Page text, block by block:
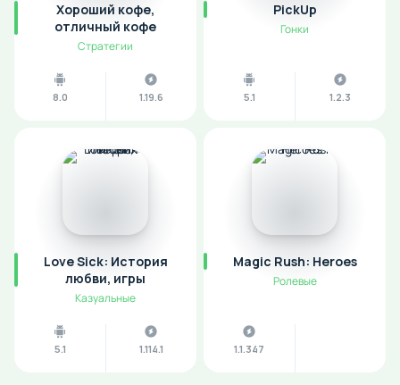
Хороший кофе,
отличный кофе
Стратегии
8.0 1.19.6
PickUp
Гонки
5.1 1.2.3
Love Sick: История
любви, игры
Казуальные
5.1 1.114.1
Magic Rush: Heroes
Ролевые
1.1.347